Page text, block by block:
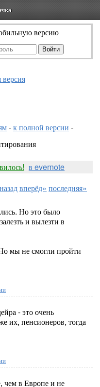
версию
-к полной версии -
в evernote
вперёд» последняя»
Но это было
и вылезти в
мы не смогли пройти
- это очень
их, пенсионеров, тогда
чем в Европе и не